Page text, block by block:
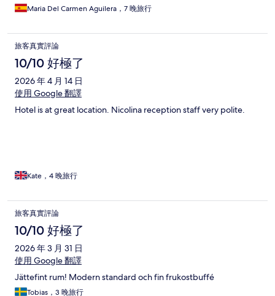
Maria Del Carmen Aguilera，7 晚旅行
旅客真實評論
10/10 好極了
2026 年 4 月 14 日
使用 Google 翻譯
Hotel is at great location. Nicolina reception staff very polite.
Kate，4 晚旅行
旅客真實評論
10/10 好極了
2026 年 3 月 31 日
使用 Google 翻譯
Jättefint rum! Modern standard och fin frukostbuffé
Tobias，3 晚旅行